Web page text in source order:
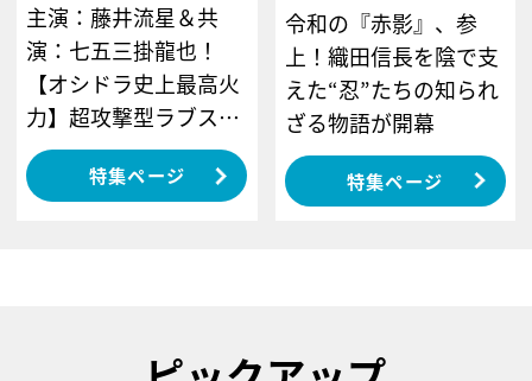
主演：藤井流星＆共
演：七五三掛龍也！
【オシドラ史上最高火
力】超攻撃型ラブスト
ーリー
特集ページ
令和の『赤影』、参
上！織田信長を陰で支
えた“忍”たちの知られ
ざる物語が開幕
特集ページ